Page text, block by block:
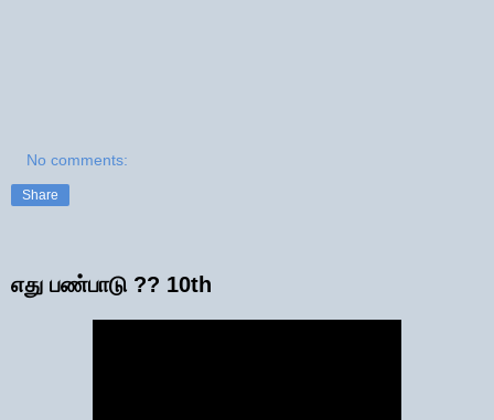
No comments:
Share
எது பண்பாடு ?? 10th